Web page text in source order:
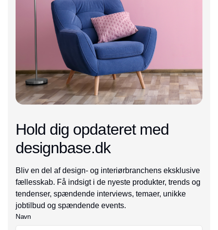
Hold dig opdateret med
designbase.dk
Bliv en del af design- og interiørbranchens eksklusive
fællesskab. Få indsigt i de nyeste produkter, trends og
tendenser, spændende interviews, temaer, unikke
jobtilbud og spændende events.
Navn